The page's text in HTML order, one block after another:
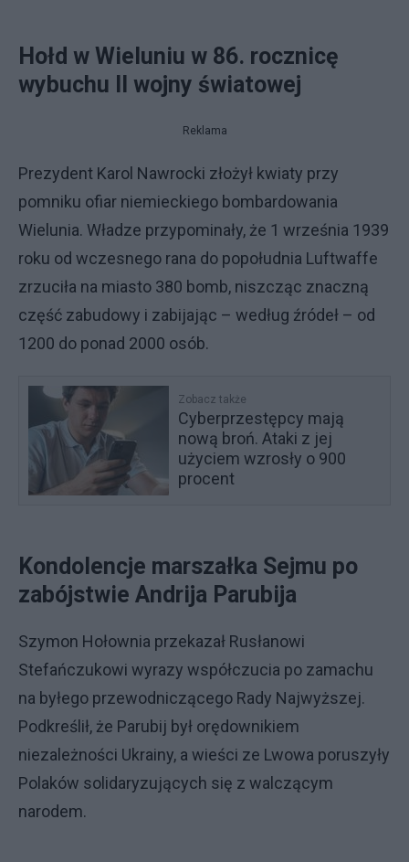
Hołd w Wieluniu w 86. rocznicę
wybuchu II wojny światowej
Reklama
Prezydent Karol Nawrocki złożył kwiaty przy
pomniku ofiar niemieckiego bombardowania
Wielunia. Władze przypominały, że 1 września 1939
roku od wczesnego rana do popołudnia Luftwaffe
zrzuciła na miasto 380 bomb, niszcząc znaczną
część zabudowy i zabijając – według źródeł – od
1200 do ponad 2000 osób.
Zobacz także
Cyberprzestępcy mają
nową broń. Ataki z jej
użyciem wzrosły o 900
procent
Kondolencje marszałka Sejmu po
zabójstwie Andrija Parubija
Szymon Hołownia przekazał Rusłanowi
Stefańczukowi wyrazy współczucia po zamachu
na byłego przewodniczącego Rady Najwyższej.
Podkreślił, że Parubij był orędownikiem
niezależności Ukrainy, a wieści ze Lwowa poruszyły
Polaków solidaryzujących się z walczącym
narodem.